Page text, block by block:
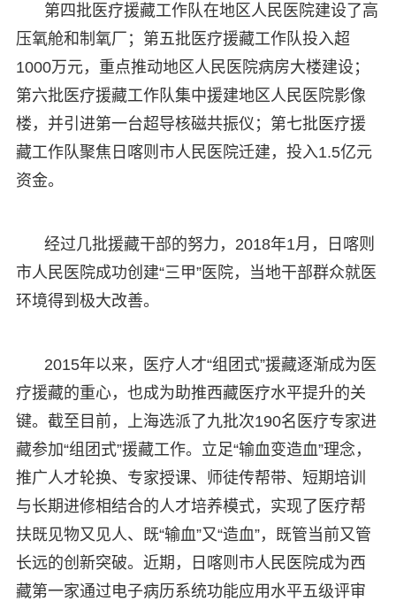
第四批医疗援藏工作队在地区人民医院建设了高
压氧舱和制氧厂；第五批医疗援藏工作队投入超
1000万元，重点推动地区人民医院病房大楼建设；
第六批医疗援藏工作队集中援建地区人民医院影像
楼，并引进第一台超导核磁共振仪；第七批医疗援
藏工作队聚焦日喀则市人民医院迁建，投入1.5亿元
资金。
经过几批援藏干部的努力，2018年1月，日喀则
市人民医院成功创建“三甲”医院，当地干部群众就医
环境得到极大改善。
2015年以来，医疗人才“组团式”援藏逐渐成为医
疗援藏的重心，也成为助推西藏医疗水平提升的关
键。截至目前，上海选派了九批次190名医疗专家进
藏参加“组团式”援藏工作。立足“输血变造血”理念，
推广人才轮换、专家授课、师徒传帮带、短期培训
与长期进修相结合的人才培养模式，实现了医疗帮
扶既见物又见人、既“输血”又“造血”，既管当前又管
长远的创新突破。近期，日喀则市人民医院成为西
藏第一家通过电子病历系统功能应用水平五级评审